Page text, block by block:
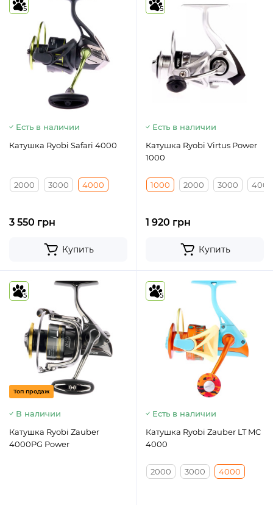
5
Есть в наличии
Катушка Ryobi Safari 4000
2000 3000 4000
3 550 грн
Купить
5
Есть в наличии
Катушка Ryobi Virtus Power
1000
1000 2000 3000 4000
1 920 грн
Купить
5
Топ продаж
В наличии
Катушка Ryobi Zauber
4000PG Power
5
Есть в наличии
Катушка Ryobi Zauber LT MC
4000
2000 3000 4000